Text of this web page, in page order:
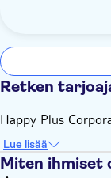
Retken
Happy Plus
Lue lisää
Miten ihmiset